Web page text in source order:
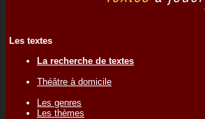
Les textes
La recherche de textes
Théâtre à domicile
Les genres
Les thèmes